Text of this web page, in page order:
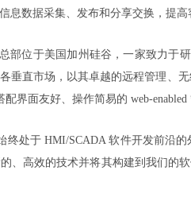
息数据采集、发布和分享交换，提高
总部位于美国加州硅谷，一家致力于
垂直市场，以其卓越的远程管理、
配界面友好、操作简易的 web-enabled
终处于 HMI/SCADA软件开发前沿的
、高效的技术并将其构建到我们